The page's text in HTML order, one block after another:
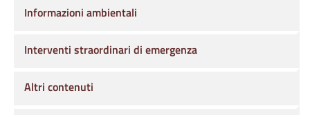
Informazioni ambientali
Interventi straordinari di emergenza
Altri contenuti